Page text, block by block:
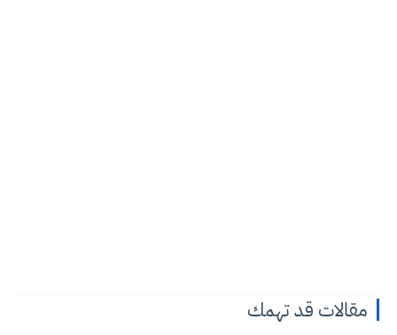
مقالات قد تهمك